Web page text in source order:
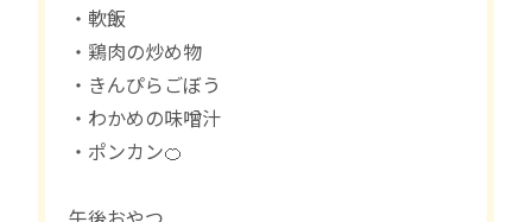
・軟飯
・鶏肉の炒め物
・きんぴらごぼう
・わかめの味噌汁
・ポンカン🍊